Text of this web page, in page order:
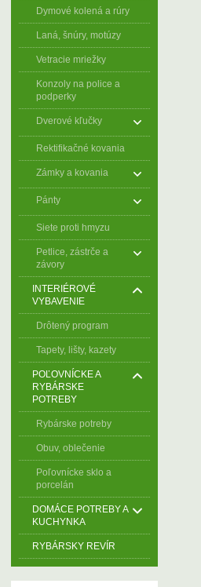
Dymové kolená a rúry
Laná, šnúry, motúzy
Vetracie mriežky
Konzoly na police a
podperky
Dverové kľučky
Rektifikačné kovania
Zámky a kovania
Pánty
Siete proti hmyzu
Petlice, zástrče a
závory
INTERIÉROVÉ
VYBAVENIE
Drôtený program
Tapety, lišty, kazety
POĽOVNÍCKE A
RYBÁRSKE
POTREBY
Rybárske potreby
Obuv, oblečenie
Poľovnícke sklo a
porcelán
DOMÁCE POTREBY A
KUCHYNKA
RYBÁRSKY REVÍR